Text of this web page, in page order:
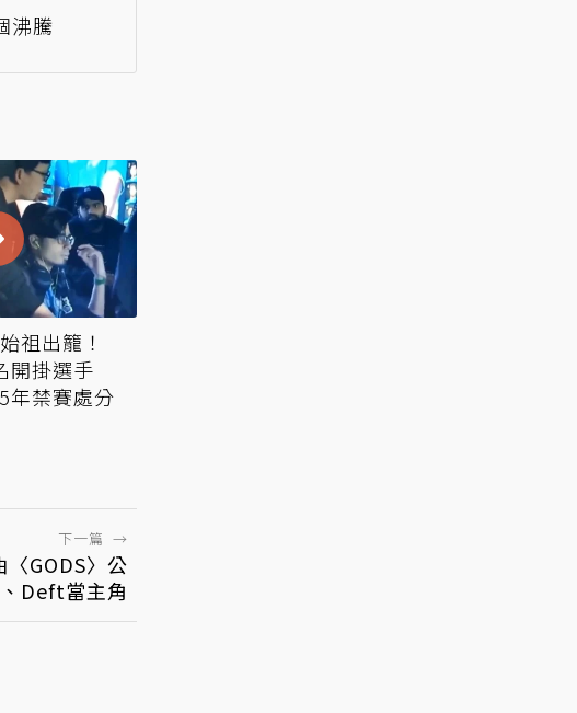
沸騰
祖出籠！
開掛選手
年禁賽處分
下一篇 →
GODS〉公
Deft當主角